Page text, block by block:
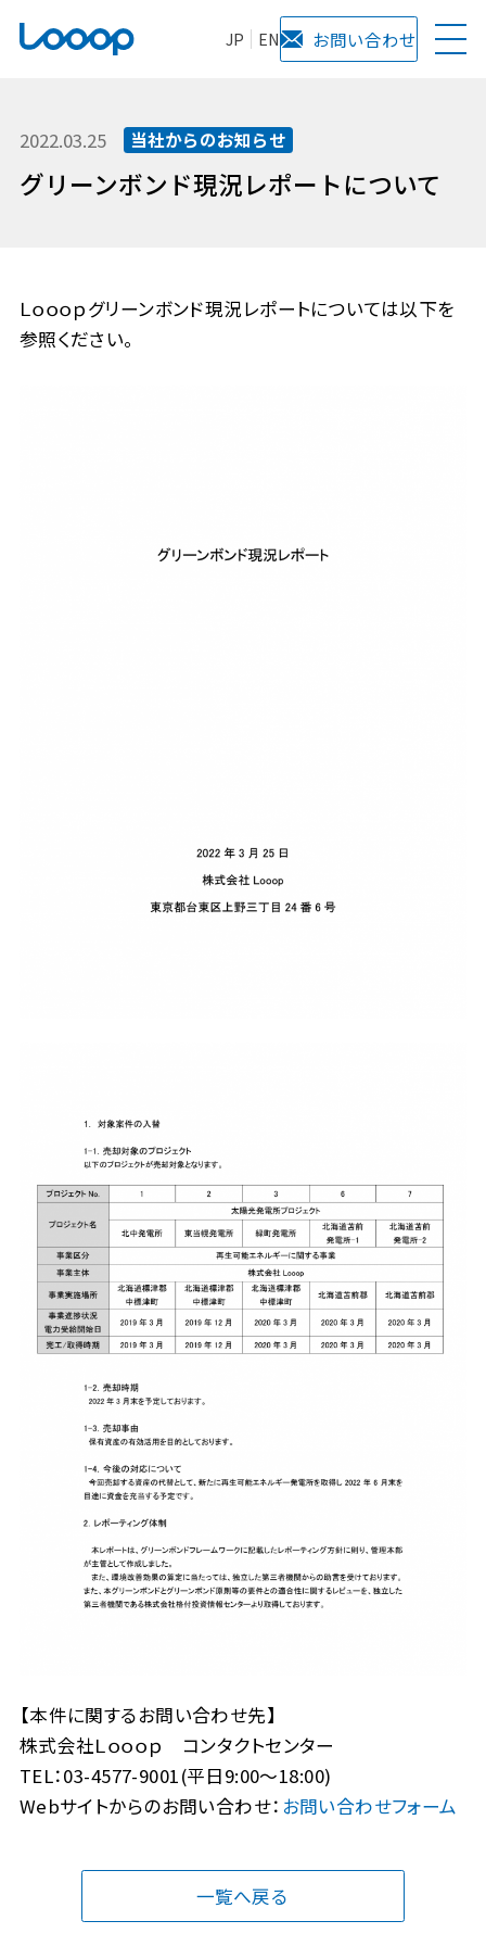
JP EN お問い合わせ
2022.03.25 当社からのお知らせ
グリーンボンド現況レポートについて
Ｌｏｏｏｐグリーンボンド現況レポートについては以下を
参照ください。
【本件に関するお問い合わせ先】
株式会社Ｌｏｏｏｐ コンタクトセンター
TEL：03-4577-9001(平日9:00～18:00)
Webサイトからのお問い合わせ： お問い合わせフォーム
一覧へ戻る